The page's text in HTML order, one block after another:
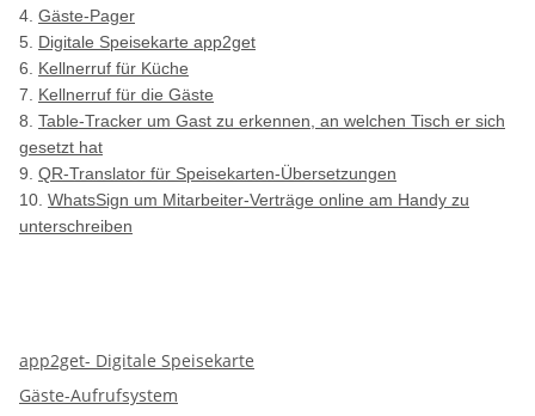
4. Gäste-Pager
5. Digitale Speisekarte app2get
6. Kellnerruf für Küche
7. Kellnerruf für die Gäste
8. Table-Tracker um Gast zu erkennen, an welchen Tisch er sich
gesetzt hat
9. QR-Translator für Speisekarten-Übersetzungen
10. WhatsSign um Mitarbeiter-Verträge online am Handy zu
unterschreiben
app2get- Digitale Speisekarte
Gäste-Aufrufsystem